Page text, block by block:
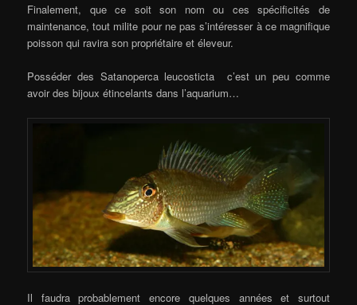
Finalement, que ce soit son nom ou ces spécificités de
maintenance, tout milite pour ne pas s’intéresser à ce magnifique
poisson qui ravira son propriétaire et éleveur.
Posséder des Satanoperca leucosticta c’est un peu comme
avoir des bijoux étincelants dans l’aquarium…
Il faudra probablement encore quelques années et surtout